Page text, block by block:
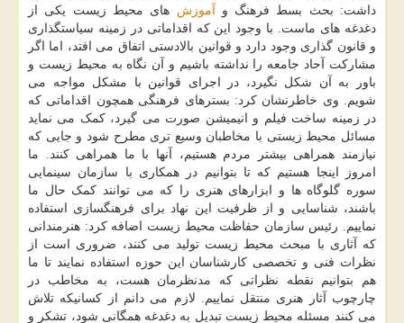
داشت: بحث بسط فرهنگ و
آموزش های محیط زیست یکی از
دغدغه های ماست. با وجود این که اقداماتی در زمینه سیاستگذاری
و قانون گذاری وجود دارد و قوانین بالادستی اتفاق می افتد، اما اگر
مشارکت آحاد جامعه را نداشته باشیم و آن نگاه به محیط زیست و
باور به آن شکل نگیرد، در اجرای قوانین با مشکل مواجه می
شویم. وی خاطرنشان کرد: بسترهای فرهنگی همچون اقداماتی که
در زمینه ساخت فیلم و انیمیشن صورت می گیرد، کمک می نماید
مسائل محیط زیستی با مخاطبان وسیع تری مطرح شود و جایی که
نیازمند همراهی بیشتر مردم هستیم، آنها با ما همراهی کنند. ما
امروز اینجا هستیم که تا بتوانیم در همکاری با سازمان سینمایی
سوره گلوگاه ها و ابزارهای هنری را که می توانند کمک حال ما
باشند، شناسایی و از ظرفیت این نهاد برای فرهنگسازی استفاده
نماییم. رئیس سازمان حفاظت محیط زیست اضافه کرد: هنرمندانی
که آثاری با مبحث محیط زیست تولید می کنند، ضروری است از
نظرات فنی و تخصصی کارشناسان این حوزه استفاده نمایند تا ما
هم بتوانیم نقطه نظراتی که مدنظرمان هست، به مخاطب در
چارچوب آثار هنری منتقل نماییم. لازم می دانم از کسانیکه تلاش
می کنند مسئله محیط زیست تبدیل به دغدغه همگانی شود، تشکر و